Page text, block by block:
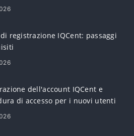
registrazione IQCent: passaggi
dell'account IQCent e
di accesso per i nuovi utenti